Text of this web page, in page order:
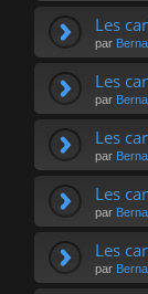
Les
par
Les
par
Les
par
Les
par
Les
par